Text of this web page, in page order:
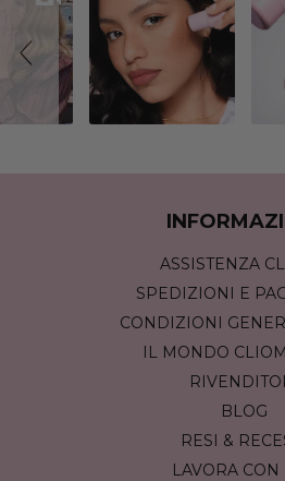
ASSISTENZA
SPEDIZIONI E
CONDIZIONI
IL MONDO
BLOG
RESI &
LAVORA CON